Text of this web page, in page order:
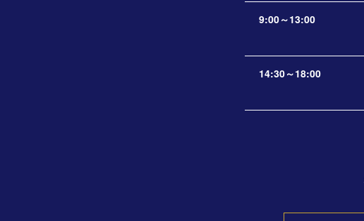
9:00～13:00
14:30～18:00